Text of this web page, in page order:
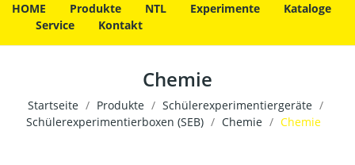
HOME Produkte NTL Experimente
Kataloge
Service
Kontakt
Chemie
Startseite Produkte
Schülerexperimentiergeräte
Schülerexperimentierboxen (SEB)
Chemie Chemie